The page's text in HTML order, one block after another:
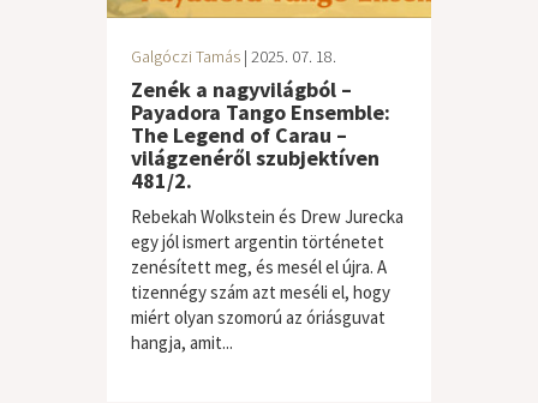
Galgóczi Tamás | 2025. 07. 18.
Zenék a nagyvilágból –
Payadora Tango Ensemble:
The Legend of Carau –
világzenéről szubjektíven
481/2.
Rebekah Wolkstein és Drew Jurecka
egy jól ismert argentin történetet
zenésített meg, és mesél el újra. A
tizennégy szám azt meséli el, hogy
miért olyan szomorú az óriásguvat
hangja, amit...
világzene / folk